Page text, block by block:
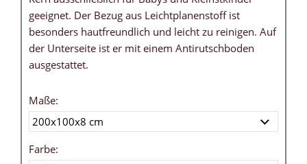
geeignet. Der Bezug aus Leichtplanenstoff ist
besonders hautfreundlich und leicht zu reinigen. Auf
der Unterseite ist er mit einem Antirutschboden
ausgestattet.
Maße:
Farbe: